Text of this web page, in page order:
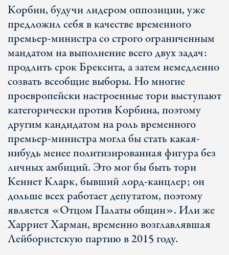
Корбин, будучи лидером оппозиции, уже
предложил себя в качестве временного
премьер-министра со строго ограниченным
мандатом на выполнение всего двух задач:
продлить срок Брексита, а затем немедленно
созвать всеобщие выборы. Но многие
проевропейски настроенные тори выступают
категорически против Корбина, поэтому
другим кандидатом на роль временного
премьер-министра могла бы стать какая-
нибудь менее политизированная фигура без
личных амбиций. Это мог бы быть тори
Кеннет Кларк, бывший лорд-канцлер; он
дольше всех работает депутатом, поэтому
является «Отцом Палаты общин». Или же
Харриет Харман, временно возглавлявшая
Лейбористскую партию в 2015 году.